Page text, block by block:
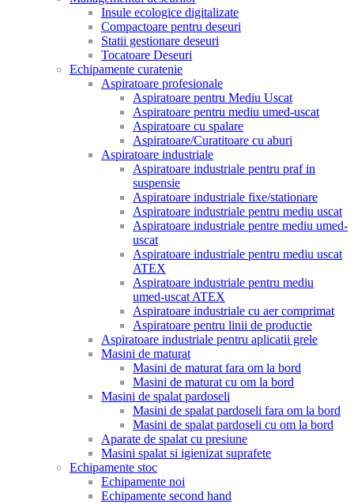
Insule ecologice digitalizate
Compactoare pentru deseuri
Statii gestionare deseuri
Tocatoare Deseuri
Echipamente curatenie
Aspiratoare profesionale
Aspiratoare pentru Mediu Uscat
Aspiratoare pentru mediu umed-uscat
Aspiratoare cu spalare
Aspiratoare/Curatitoare cu aburi
Aspiratoare industriale
Aspiratoare industriale pentru praf in
suspensie
Aspiratoare industriale fixe/stationare
Aspiratoare industriale pentru mediu uscat
Aspiratoare industriale pentre mediu umed-
uscat
Aspiratoare industriale pentru mediu uscat
ATEX
Aspiratoare industriale pentru mediu
umed-uscat ATEX
Aspiratoare industriale cu aer comprimat
Aspiratoare pentru linii de productie
Aspiratoare industriale pentru aplicatii grele
Masini de maturat
Masini de maturat fara om la bord
Masini de maturat cu om la bord
Masini de spalat pardoseli
Masini de spalat pardoseli fara om la bord
Masini de spalat pardoseli cu om la bord
Aparate de spalat cu presiune
Masini spalat si igienizat suprafete
Echipamente stoc
Echipamente noi
Echipamente second hand